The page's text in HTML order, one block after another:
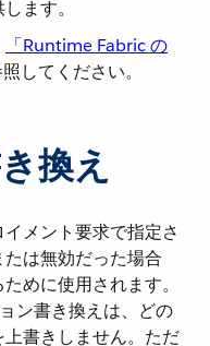
ます。
「Runtime Fabric の
してください。
換え
メント要求で指定さ
は無効だった場合
めに使用されます。
ン書き換えは、どの
書きしません。ただ